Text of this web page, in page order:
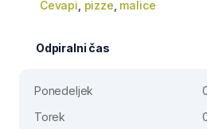
Čevapi pizze malice
Odpiralni čas
Ponedeljek
Torek